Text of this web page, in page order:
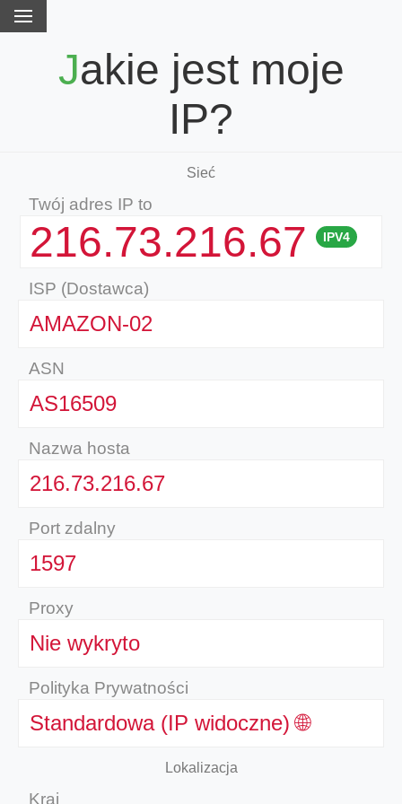
Jakie jest moje
IP?
Sieć
Twój adres IP to
216.73.216.67 IPV4
ISP (Dostawca)
AMAZON-02
ASN
AS16509
Nazwa hosta
216.73.216.67
Port zdalny
1597
Proxy
Nie wykryto
Polityka Prywatności
Standardowa (IP widoczne) 🌐
Lokalizacja
Kraj